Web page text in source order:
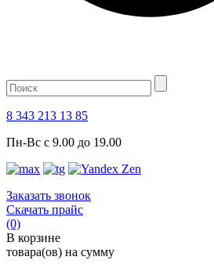
8 343 213 13 85
Пн-Вс с 9.00 до 19.00
Заказать звонок
Скачать прайс
(0)
В корзине
товара(ов) на сумму